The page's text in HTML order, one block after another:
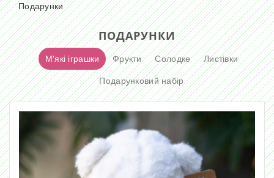
Подарунки
ПОДАРУНКИ
М'які іграшки Фрукти Солодке Листівки
Подарунковий набір